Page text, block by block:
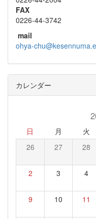
FAX
0226-44-3742
mail
ohya-
カレンダー
日 月 火
26 27 28
2 3 4
9 10 11